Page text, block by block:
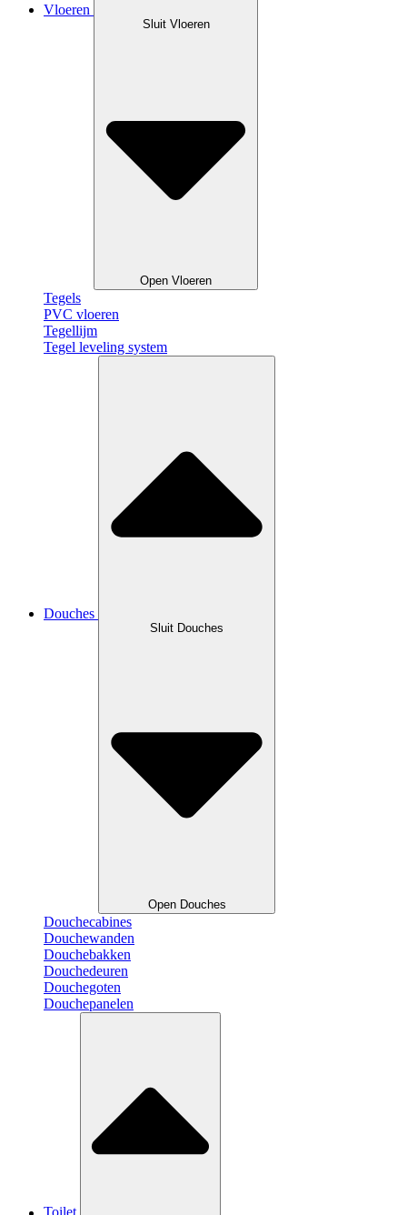
Vloeren
Sluit Vloeren
Open Vloeren
Tegels
PVC vloeren
Tegellijm
Tegel leveling system
Douches
Sluit Douches
Open Douches
Douchecabines
Douchewanden
Douchebakken
Douchedeuren
Douchegoten
Douchepanelen